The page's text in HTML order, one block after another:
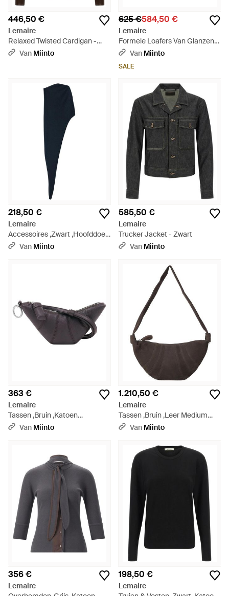
446,50 €
Lemaire
Relaxed Twisted Cardigan -
BruinVan Miinto
625 €584,50 €
Lemaire
Formele Loafers Van Glanzend
Leer - Zwart
Van Miinto
SALE
218,50 €
Lemaire
Accessoires ,Zwart ,Hoofddoek
- Blauw
Van Miinto
585,50 €
Lemaire
Trucker Jacket - Zwart
Van Miinto
363 €
Lemaire
Tassen ,Bruin ,Katoen
Crossbody Croissant
Van Miinto
1.210,50 €
Lemaire
Tassen ,Bruin ,Leer Medium
Curved Shoulder Bag - Bruin
Van Miinto
356 €
Lemaire
198,50 €
Lemaire